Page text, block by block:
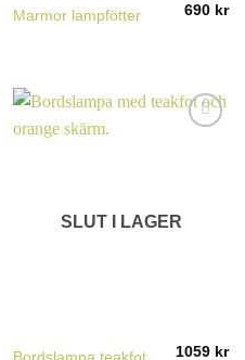
Marmor lampfötter 690 kr
SLUT I LAGER
1059 kr